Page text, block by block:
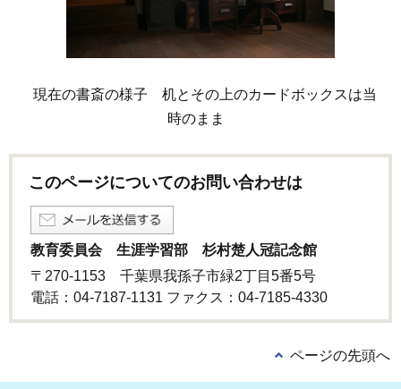
現在の書斎の様子 机とその上のカードボックスは当
時のまま
このページについてのお問い合わせは
教育委員会 生涯学習部 杉村楚人冠記念館
〒270-1153 千葉県我孫子市緑2丁目5番5号
電話：04-7187-1131 ファクス：04-7185-4330
ページの先頭へ